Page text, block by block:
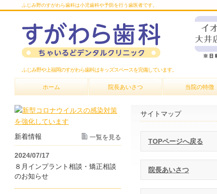
ふじみ野のすがわら歯科は小児歯科や予防を行う歯医者です。
ふじみ野や上福岡のすがわら歯科はキッズスペースを完備しています。
ホーム 院長あいさつ 当院の特徴
サイトマップ
TOPページへ戻る
院長あいさつ
新着情報 一覧を見る
2024/07/17
８月インプラント相談・矯正相談
のお知らせ